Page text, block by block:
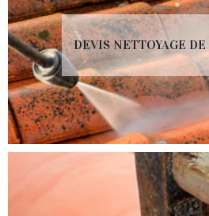
DEVIS NETTOYAGE